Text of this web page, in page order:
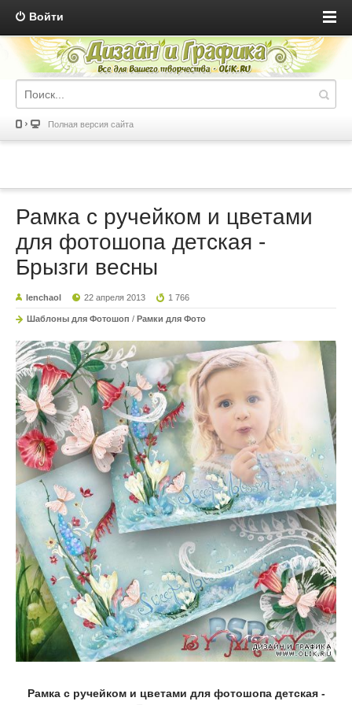
Войти
Полная версия сайта
Рамка с ручейком и цветами
для фотошопа детская -
Брызги весны
lenchaol 22 апреля 2013 1 766
Шаблоны для Фотошоп / Рамки для Фото
Рамка с ручейком и цветами для фотошопа детская -